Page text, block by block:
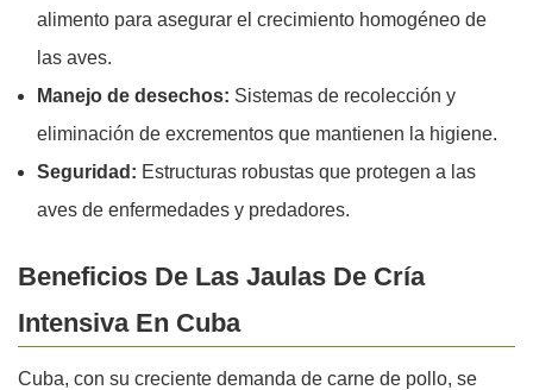
alimento para asegurar el crecimiento homogéneo de
las aves.
Manejo de desechos: Sistemas de recolección y
eliminación de excrementos que mantienen la higiene.
Seguridad: Estructuras robustas que protegen a las
aves de enfermedades y predadores.
Beneficios De Las Jaulas De Cría
Intensiva En Cuba
Cuba, con su creciente demanda de carne de pollo, se